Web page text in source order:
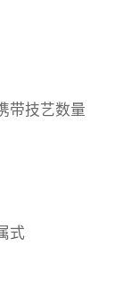
带技艺数量
式